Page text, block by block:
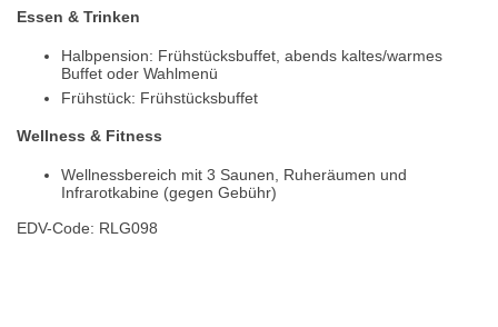
Essen & Trinken
Halbpension: Frühstücksbuffet, abends kaltes/warmes
Buffet oder Wahlmenü
Frühstück: Frühstücksbuffet
Wellness & Fitness
Wellnessbereich mit 3 Saunen, Ruheräumen und
Infrarotkabine (gegen Gebühr)
EDV-Code: RLG098